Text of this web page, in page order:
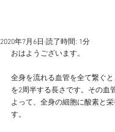
2020年7月6日 読了時間: 1分
おはようございます。
全身を流れる血管を全て繋ぐ
を2周半する長さです。その血
よって、全身の細胞に酸素と
す。